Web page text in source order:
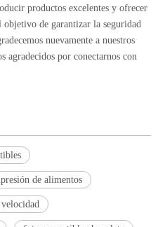
productos excelentes y ofrecer
de garantizar la seguridad
nuevamente a nuestros
agradecidos por conectarnos con
de alimentos